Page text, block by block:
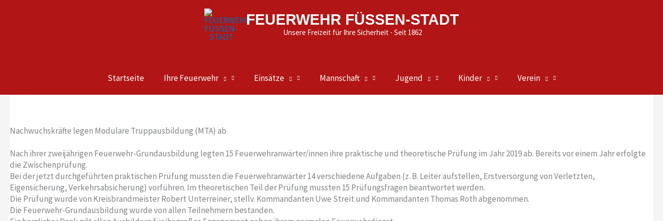
FEUERWEHR FÜSSEN-STADT
Unsere Freizeit für Ihre Sicherheit - Seit 1862
Startseite Ihre Feuerwehr Einsätze Mannschaft Jugend Kinder Verein
Nachwuchskräfte legen Modulare Truppausbildung (MTA) ab
Nach ihrer zweijährigen Feuerwehr-Grundausbildung legten 15 Feuerwehranwärter/innen ihre praktische und theoretische Prüfung im Jahr 2019 ab. Bereits vor einem Jahr erfolgte
die Zwischenprüfung.
Bei der jetzt durchgeführten praktischen Prüfung mussten die Feuerwehranwärter 14 verschiedene Aufgaben (z. B. Leiter aufstellen, Erstversorgung von Verletzten,
Eigensicherung, Verkehrsabsicherung) vorführen. Im theoretischen Teil der Prüfung mussten 15 Prüfungsfragen beantwortet werden.
Die Prüfung wurde von Kreisbrandmeister Robert Unterreiner, stellv. Kommandanten Uwe Streit und Kommandanten Thomas Roth abgenommen.
Die Feuerwehr-Grundausbildung wurde von allen Teilnehmern bestanden.